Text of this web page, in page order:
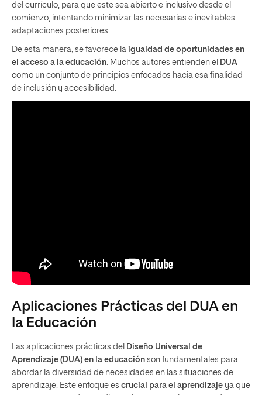
del currículo, para que este sea abierto e inclusivo desde el
comienzo, intentando minimizar las necesarias e inevitables
adaptaciones posteriores.
De esta manera, se favorece la igualdad de oportunidades en
el acceso a la educación . Muchos autores entienden el DUA
como un conjunto de principios enfocados hacia esa finalidad
de inclusión y accesibilidad.
Aplicaciones Prácticas del DUA en
la Educación
Las aplicaciones prácticas del Diseño Universal de
Aprendizaje (DUA) en la educación son fundamentales para
abordar la diversidad de necesidades en las situaciones de
aprendizaje. Este enfoque es crucial para el aprendizaje ya que